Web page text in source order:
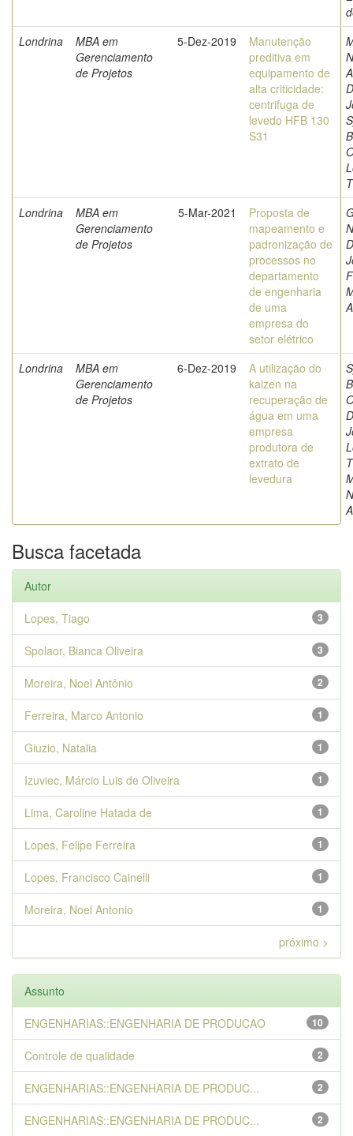
Londrina
MBA em
Gerenciamento
de Projetos
5-Dez-2019
Manutenção
preditiva em
equipamento de
alta criticidade:
centrifuga de
levedo HFB 130
S31
Londrina
MBA em
Gerenciamento
de Projetos
5-Mar-2021
Proposta de
mapeamento e
padronização de
processos no
departamento
de engenharia
de uma
empresa do
setor elétrico
Londrina
MBA em
Gerenciamento
de Projetos
6-Dez-2019
A utilização do
kaizen na
recuperação de
água em uma
empresa
produtora de
extrato de
levedura
Busca facetada
Autor
3
Lopes, Tiago
3
Spolaor, Bianca Oliveira
2
Moreira, Noel Antônio
1
Ferreira, Marco Antonio
1
Giuzio, Natalia
1
Izuviec, Márcio Luis de Oliveira
1
Lima, Caroline Hatada de
1
Lopes, Felipe Ferreira
1
Lopes, Francisco Cainelli
1
Moreira, Noel Antonio
próximo >
Assunto
10
ENGENHARIAS::ENGENHARIA DE PRODUCAO
2
Controle de qualidade
2
ENGENHARIAS::ENGENHARIA DE PRODUC...
2
ENGENHARIAS::ENGENHARIA DE PRODUC...